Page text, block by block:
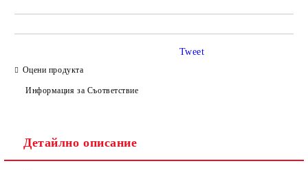
Оцени продукта
Информация за Съответствие
Tweet
Детайлно описание